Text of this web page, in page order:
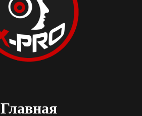
Главная